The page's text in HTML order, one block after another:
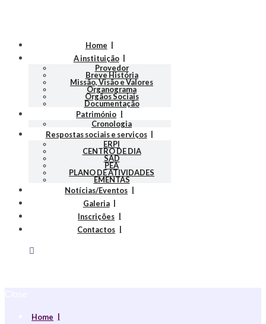
Home
A instituição
Provedor
Breve História
Missão, Visão e Valores
Organograma
Orgãos Sociais
Documentação
Património
Cronologia
Respostas sociais e serviços
ERPI
CENTRO DE DIA
SAD
PEA
PLANO DE ATIVIDADES
EMENTAS
Notícias/Eventos
Galeria
Inscrições
Contactos
Home